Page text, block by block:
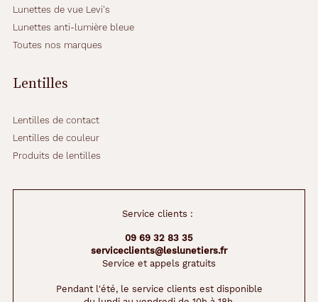
Lunettes de vue Levi's
Lunettes anti-lumière bleue
Toutes nos marques
Lentilles
Lentilles de contact
Lentilles de couleur
Produits de lentilles
Service clients :
09 69 32 83 35
serviceclients@leslunetiers.fr
Service et appels gratuits
Pendant l'été, le service clients est disponible